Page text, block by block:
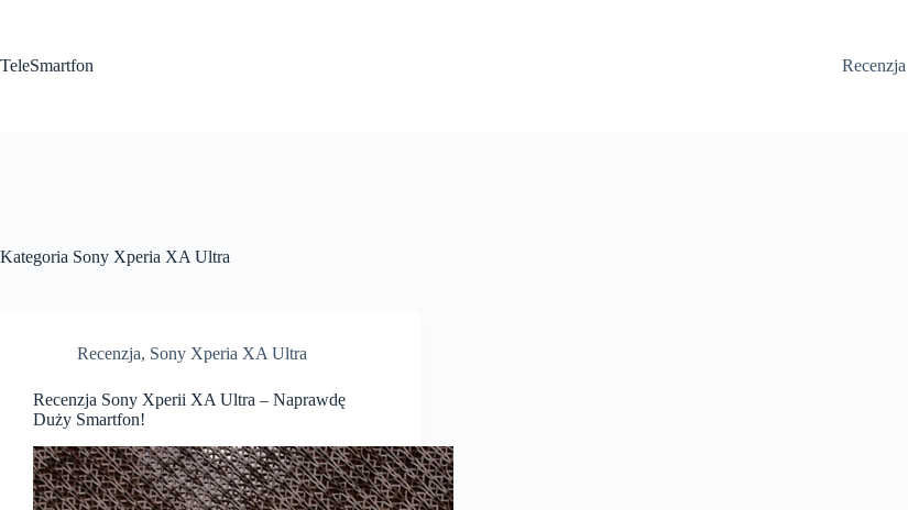
TeleSmartfon
Recenzja
Kategoria Sony Xperia XA Ultra
Recenzja, Sony Xperia XA Ultra
Recenzja Sony Xperii XA Ultra – Naprawdę
Duży Smartfon!